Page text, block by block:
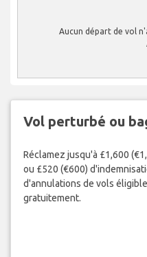
Aucun départ de vol
Vol perturbé ou
Réclamez jusqu'à £1,600
ou £520 (€600)
d'annulations de vols
gratuitement.